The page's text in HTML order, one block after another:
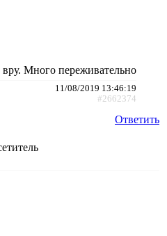
Много переживательно
11/08/2019 13:46:19
#2662374
Ответить